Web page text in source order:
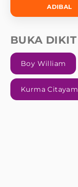
ADIBAL
BUKA DIKIT
Boy William
Kurma Citayam